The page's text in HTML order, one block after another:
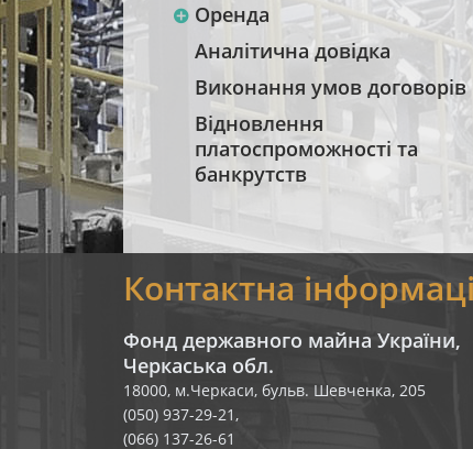
Оренда
Аналітична довідка
Виконання умов договорів
Відновлення
платоспроможності та
банкрутств
Контактна
Фонд державного майна України,
Черкаська обл.
18000, м.Черкаси, бульв. Шевченка, 205
(050) 937-29-21,
(066) 137-26-61